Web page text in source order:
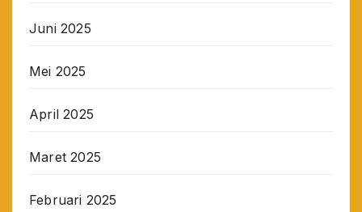
Juni 2025
Mei 2025
April 2025
Maret 2025
Februari 2025